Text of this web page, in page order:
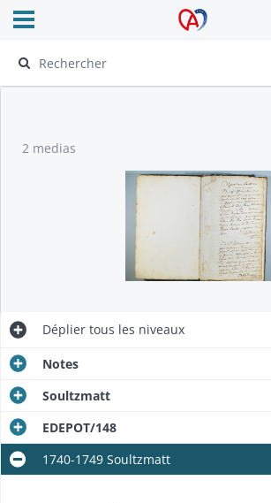
Archives Alsace - Colmar
Ouvrir le menu déroulant
2 medias
Déplier tous les niveaux
Notes
Soultzmatt
EDEPOT/148
1740-1749 Soultzmatt